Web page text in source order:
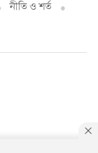
নীতি ও শর্ত